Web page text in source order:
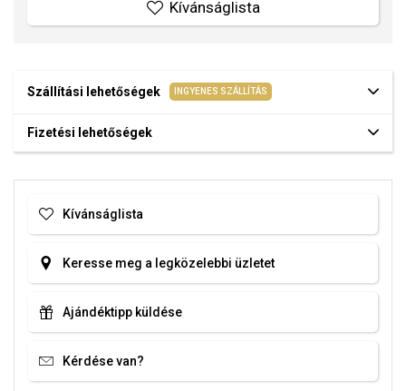
Kívánságlista
Szállítási lehetőségek INGYENES SZÁLLÍTÁS
Fizetési lehetőségek
Kívánságlista
Keresse meg a legközelebbi üzletet
Ajándéktipp küldése
Kérdése van?